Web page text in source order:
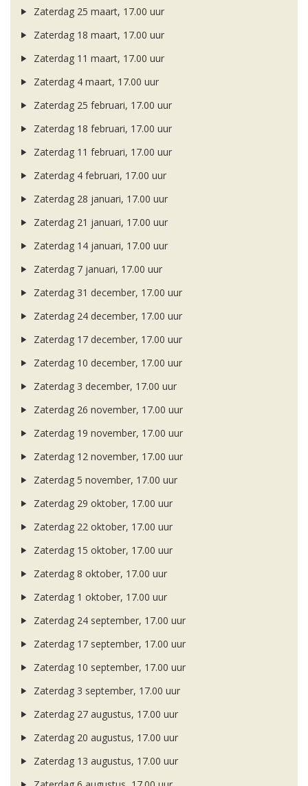
Zaterdag 25 maart, 17.00 uur
Zaterdag 18 maart, 17.00 uur
Zaterdag 11 maart, 17.00 uur
Zaterdag 4 maart, 17.00 uur
Zaterdag 25 februari, 17.00 uur
Zaterdag 18 februari, 17.00 uur
Zaterdag 11 februari, 17.00 uur
Zaterdag 4 februari, 17.00 uur
Zaterdag 28 januari, 17.00 uur
Zaterdag 21 januari, 17.00 uur
Zaterdag 14 januari, 17.00 uur
Zaterdag 7 januari, 17.00 uur
Zaterdag 31 december, 17.00 uur
Zaterdag 24 december, 17.00 uur
Zaterdag 17 december, 17.00 uur
Zaterdag 10 december, 17.00 uur
Zaterdag 3 december, 17.00 uur
Zaterdag 26 november, 17.00 uur
Zaterdag 19 november, 17.00 uur
Zaterdag 12 november, 17.00 uur
Zaterdag 5 november, 17.00 uur
Zaterdag 29 oktober, 17.00 uur
Zaterdag 22 oktober, 17.00 uur
Zaterdag 15 oktober, 17.00 uur
Zaterdag 8 oktober, 17.00 uur
Zaterdag 1 oktober, 17.00 uur
Zaterdag 24 september, 17.00 uur
Zaterdag 17 september, 17.00 uur
Zaterdag 10 september, 17.00 uur
Zaterdag 3 september, 17.00 uur
Zaterdag 27 augustus, 17.00 uur
Zaterdag 20 augustus, 17.00 uur
Zaterdag 13 augustus, 17.00 uur